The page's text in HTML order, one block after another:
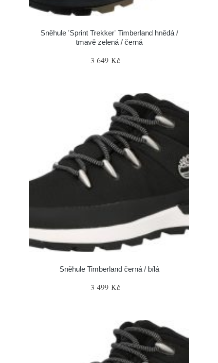
Sněhule 'Sprint Trekker' Timberland hnědá /
tmavě zelená / černá
3 649 Kč
Sněhule Timberland černá / bílá
3 499 Kč